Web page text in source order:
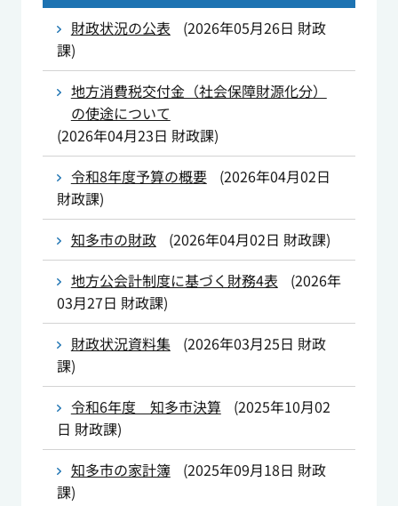
財政状況の公表 (2026年05月26日 財政
課)
地方消費税交付金（社会保障財源化分）
の使途について
(2026年04月23日 財政課)
令和8年度予算の概要
(2026年04月02日
財政課)
知多市の財政
(2026年04月02日 財政課)
地方公会計制度に基づく財務4表
(2026年
03月27日 財政課)
財政状況資料集
(2026年03月25日 財政
課)
令和6年度 知多市決算
(2025年10月02
日 財政課)
知多市の家計簿
(2025年09月18日 財政
課)